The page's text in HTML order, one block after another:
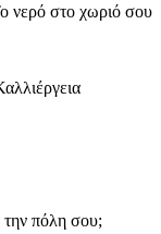
νερό στο χωριό σου
πόλη σου;